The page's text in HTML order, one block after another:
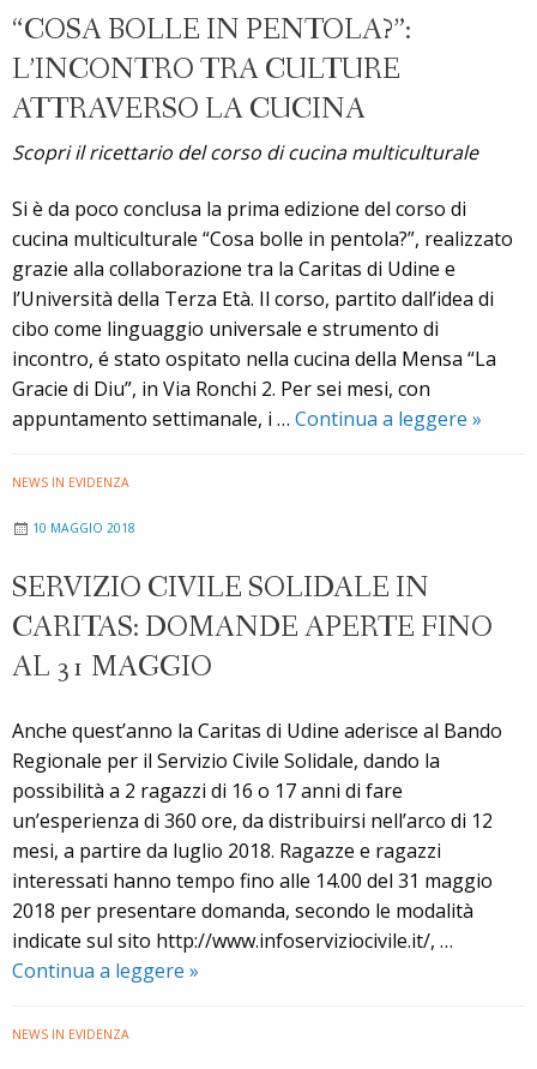
San
Daniele,
Tolmezzo,
e
“COSA BOLLE IN PENTOLA?”:
L’INCONTRO TRA CULTURE
ATTRAVERSO LA CUCINA
Scopri il ricettario del corso di cucina multiculturale
Si è da poco conclusa la prima edizione del corso di
cucina multiculturale “Cosa bolle in pentola?”, realizzato
grazie alla collaborazione tra la Caritas di Udine e
l’Università della Terza Età. Il corso, partito dall’idea di
cibo come linguaggio universale e strumento di
incontro, é stato ospitato nella cucina della Mensa “La
Gracie di Diu”, in Via Ronchi 2. Per sei mesi, con
appuntamento settimanale, i … Continua a leggere “Cosa
»
NEWS IN EVIDENZA
10 MAGGIO 2018
SERVIZIO CIVILE SOLIDALE IN
CARITAS: DOMANDE APERTE FINO
AL 31 MAGGIO
Anche quest’anno la Caritas di Udine aderisce al Bando
Regionale per il Servizio Civile Solidale, dando la
possibilità a 2 ragazzi di 16 o 17 anni di fare
un’esperienza di 360 ore, da distribuirsi nell’arco di 12
mesi, a partire da luglio 2018. Ragazze e ragazzi
interessati hanno tempo fino alle 14.00 del 31 maggio
2018 per presentare domanda, secondo le modalità
indicate sul sito http://www.infoserviziocivile.it/, …
Continua a leggere Servizio
»
NEWS IN EVIDENZA